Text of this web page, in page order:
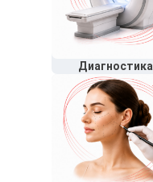
Диагностика